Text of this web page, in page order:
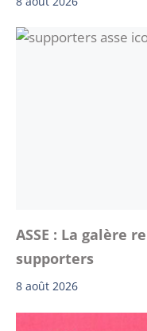
ASSE : La galère
supporters
8 août 2026